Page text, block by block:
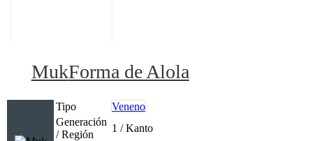
MukForma de Alola
Tipo
Veneno
Generación
/ Región
1 / Kanto